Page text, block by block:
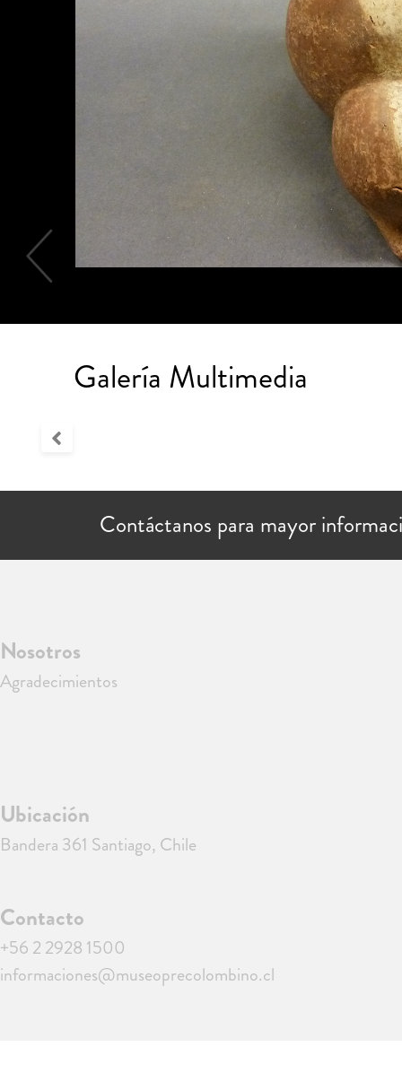
Galería Multimedia
Contáctanos para mayor
Nosotros
Agradecimientos
Ubicación
Bandera 361 Santiago, Chile
Contacto
+56 2 2928 1500
informaciones@museoprecolombino.cl